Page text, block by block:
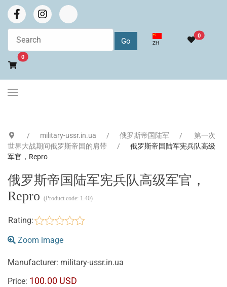
选择你的语音
ZH
0
0Go to cart
military-ussr.in.ua 俄罗斯帝国陆军
第一次
世界大战期间俄罗斯帝国的肩带
俄罗斯帝国陆军宪兵队高级
军官，Repro
俄罗斯帝国陆军宪兵队高级军官，
Repro (Product code: 1.40)
Rating:
Zoom image
Manufacturer: military-ussr.in.ua
Price: 100.00 USD